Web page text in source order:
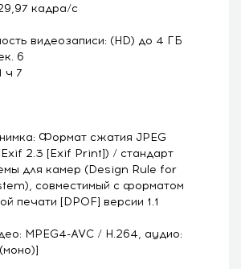
кадра/с
видеозаписи: (HD) до 4 ГБ
6
ч 7
Формат сжатия JPEG
2.3 [Exif Print]) / стандарт
для камер (Design Rule for
совместимый с форматом
печати [DPOF] версии 1.1
MPEG4-AVC / H.264, аудио: